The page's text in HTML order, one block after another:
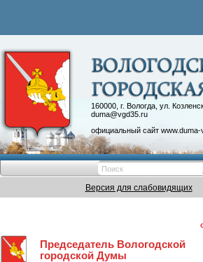
160000, г. Вологда, ул.
duma@vgd35.ru
официальный сайт www.duma-
Контакты
Депутатские
Версия для слабовидящих
Председатель Вологодской
городской Думы